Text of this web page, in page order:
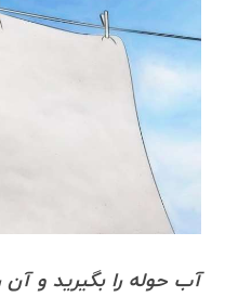
آب حوله را بگیرید و